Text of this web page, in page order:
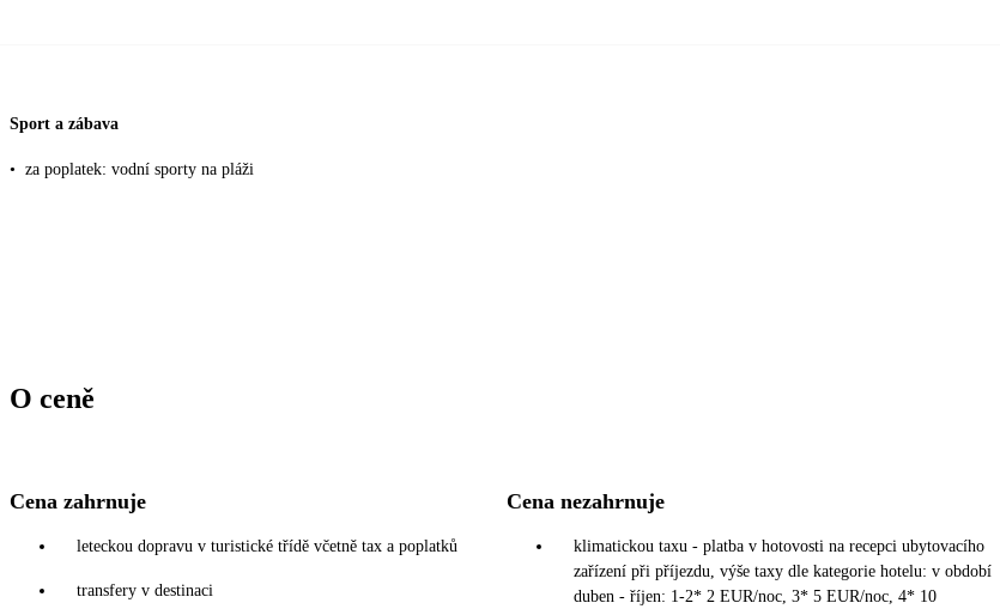
Sport a zábava
• za poplatek: vodní sporty na pláži
O ceně
Cena zahrnuje
leteckou dopravu v turistické třídě včetně tax a poplatků
transfery v destinaci
Cena nezahrnuje
klimatickou taxu - platba v hotovosti na recepci ubytovacího
zařízení při příjezdu, výše taxy dle kategorie hotelu: v období
duben - říjen: 1-2* 2 EUR/noc, 3* 5 EUR/noc, 4* 10